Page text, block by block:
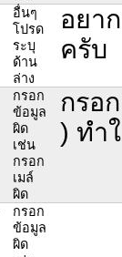
อื่นๆ
โปรด
ระบุ
ด้าน
ล่าง
อยา
ครับ
กรอก
ข้อมูล
ผิด
เช่น
กรอก
เมล์
ผิด
กรอ
) ทำ
กรอก
ข้อมูล
ผิด